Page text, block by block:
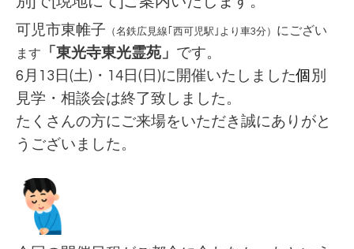
可児市東帷子 （名鉄広見線｢西可児駅｣より車3分） にござい
ます
「東光寺東光霊苑」 です。
6月13 日(土)・14 日(日)に開催いたしました個 別
見学・相談会は終了致しました。
たくさんの方にご来場をいただき誠にありがと
うございました。